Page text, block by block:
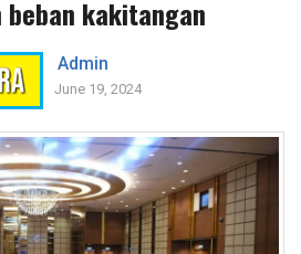
kakitangan
Admin
June 19, 2024